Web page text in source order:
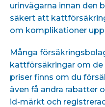
urinvägarna innan den
säkert att
om komplikationer
Många
kattförsäkringar om de
priser finns om du
även få andra rabatter
id-märkt och